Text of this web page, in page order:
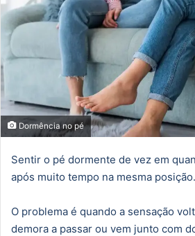
Dormência no pé
Sentir o pé dormente de vez em
após muito tempo na mesma posição.
O problema é quando a sensação
demora a passar ou vem junto com